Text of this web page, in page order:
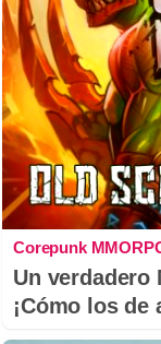
Corepunk
Un verdadero
¡Cómo los